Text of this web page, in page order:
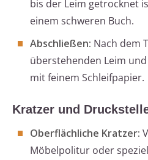
bis der Leim getrocknet
einem schweren Buch.
Abschließen: Nach dem
überstehenden Leim
mit feinem Schleifpapier.
Kratzer und
Oberflächliche Kratzer:
Möbelpolitur oder